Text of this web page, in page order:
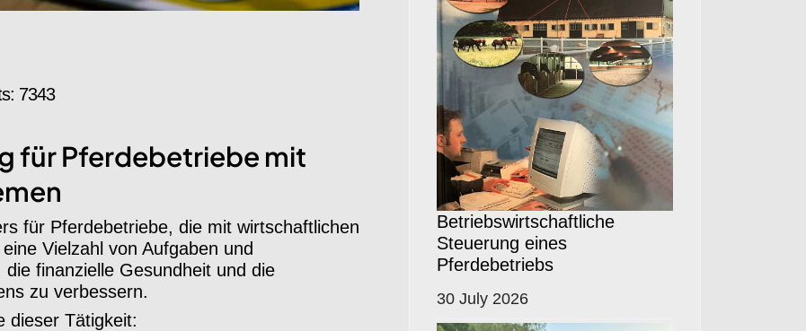
7343
für Pferdebetriebe mit
für Pferdebetriebe, die mit wirtschaftlichen
Vielzahl von Aufgaben und
finanzielle Gesundheit und die
zu verbessern.
dieser Tätigkeit:
Betriebswirtschaftliche
Steuerung eines
Pferdebetriebs
30 July 2026